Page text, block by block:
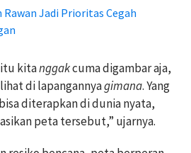
Jadi Prioritas Cegah
itu kitanggakcuma digambar aja,
di lapangannyagimana. Yang
diterapkan di dunia nyata,
peta tersebut,” ujarnya.